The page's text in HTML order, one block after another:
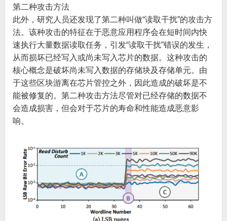
第二种攻击方法
此外，研究人员还发现了第二种叫做“读取干扰”的攻击方
法。该种攻击的特征在于恶意应用程序会在短时间内快
速执行大量数据读取任务，引发“读取干扰”错误的发生，
从而损坏已经写入或尚未写入芯片的数据。这种攻击的
核心概念是破坏尚未写入数据的存储块及存储单元。由
于这些区块游离在芯片管控之外，因此造成的破坏是不
能被修复的。第二种攻击方法尽管对已经存储的数据不
会造成损害，但会对于芯片的寿命和性能造成恶意影
响。